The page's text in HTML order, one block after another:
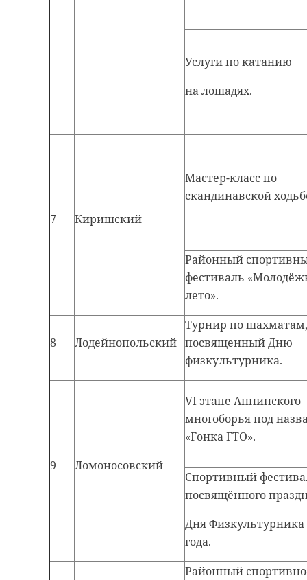
Услуги по катанию
на лошадях.
7 Киришский
Мастер-класс по
скандинавской
Районный
фестиваль
лето».
8 Лодейнопольский
Турнир по шахматам,
посвященный Дню
физкультурника.
9 Ломоносовский
VI этапе Аннинского
многоборья под
«Гонка ГТО».
Спортивный
посвящённого
Дня Физкультурника
года.
Районный